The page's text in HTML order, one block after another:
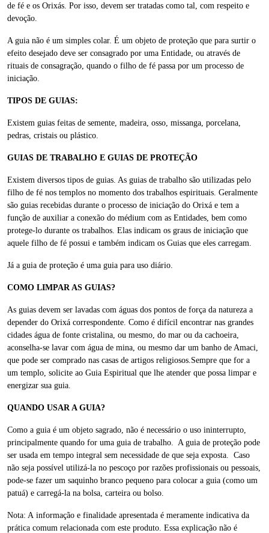
de fé e os Orixás. Por isso, devem ser tratadas como tal, com respeito e
devoção.
A guia não é um simples colar. É um objeto de proteção que para surtir o
efeito desejado deve ser consagrado por uma Entidade, ou através de
rituais de consagração, quando o filho de fé passa por um processo de
iniciação.
TIPOS DE GUIAS:
Existem guias feitas de semente, madeira, osso, missanga, porcelana,
pedras, cristais ou plástico.
GUIAS DE TRABALHO E GUIAS DE PROTEÇÃO
Existem diversos tipos de guias. As guias de trabalho são utilizadas pelo
filho de fé nos templos no momento dos trabalhos espirituais. Geralmente
são guias recebidas durante o processo de iniciação do Orixá e tem a
função de auxiliar a conexão do médium com as Entidades, bem como
protege-lo durante os trabalhos. Elas indicam os graus de iniciação que
aquele filho de fé possui e também indicam os Guias que eles carregam.
Já a guia de proteção é uma guia para uso diário.
COMO LIMPAR AS GUIAS?
As guias devem ser lavadas com águas dos pontos de força da natureza a
depender do Orixá correspondente. Como é difícil encontrar nas grandes
cidades água de fonte cristalina, ou mesmo, do mar ou da cachoeira,
aconselha-se lavar com água de mina, ou mesmo dar um banho de Amaci,
que pode ser comprado nas casas de artigos religiosos.Sempre que for a
um templo, solicite ao Guia Espiritual que lhe atender que possa limpar e
energizar sua guia.
QUANDO USAR A GUIA?
Como a guia é um objeto sagrado, não é necessário o uso ininterrupto,
principalmente quando for uma guia de trabalho. A guia de proteção pode
ser usada em tempo integral sem necessidade de que seja exposta. Caso
não seja possível utilizá-la no pescoço por razões profissionais ou pessoais,
pode-se fazer um saquinho branco pequeno para colocar a guia (como um
patuá) e carregá-la na bolsa, carteira ou bolso.
Nota: A informação e finalidade apresentada é meramente indicativa da
prática comum relacionada com este produto. Essa explicação não é